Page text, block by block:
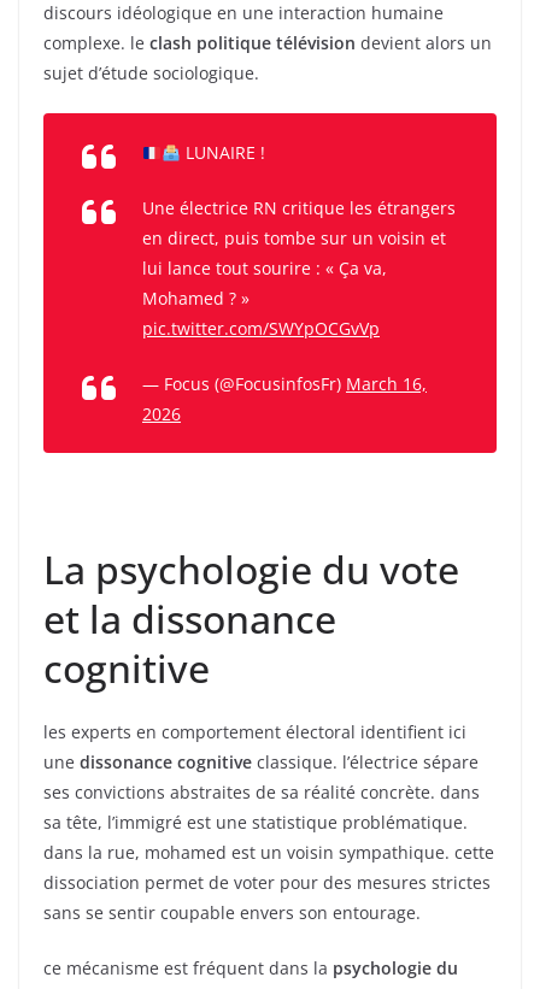
discours idéologique en une interaction humaine
complexe. le clash politique télévision devient alors un
sujet d’étude sociologique.
LUNAIRE !
Une électrice RN critique les étrangers
en direct, puis tombe sur un voisin et
lui lance tout sourire : « Ça va,
Mohamed ? »
pic.twitter.com/SWYpOCGvVp
— Focus (@FocusinfosFr) March 16,
2026
La psychologie du vote
et la dissonance
cognitive
les experts en comportement électoral identifient ici
une dissonance cognitive classique. l’électrice sépare
ses convictions abstraites de sa réalité concrète. dans
sa tête, l’immigré est une statistique problématique.
dans la rue, mohamed est un voisin sympathique. cette
dissociation permet de voter pour des mesures strictes
sans se sentir coupable envers son entourage.
ce mécanisme est fréquent dans la psychologie du